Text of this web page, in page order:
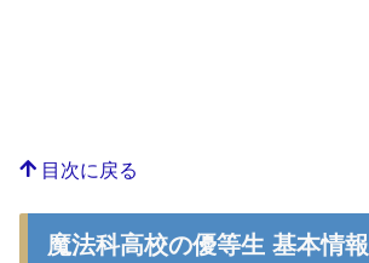
目次に戻る
魔法科高校の優等生 基本情報